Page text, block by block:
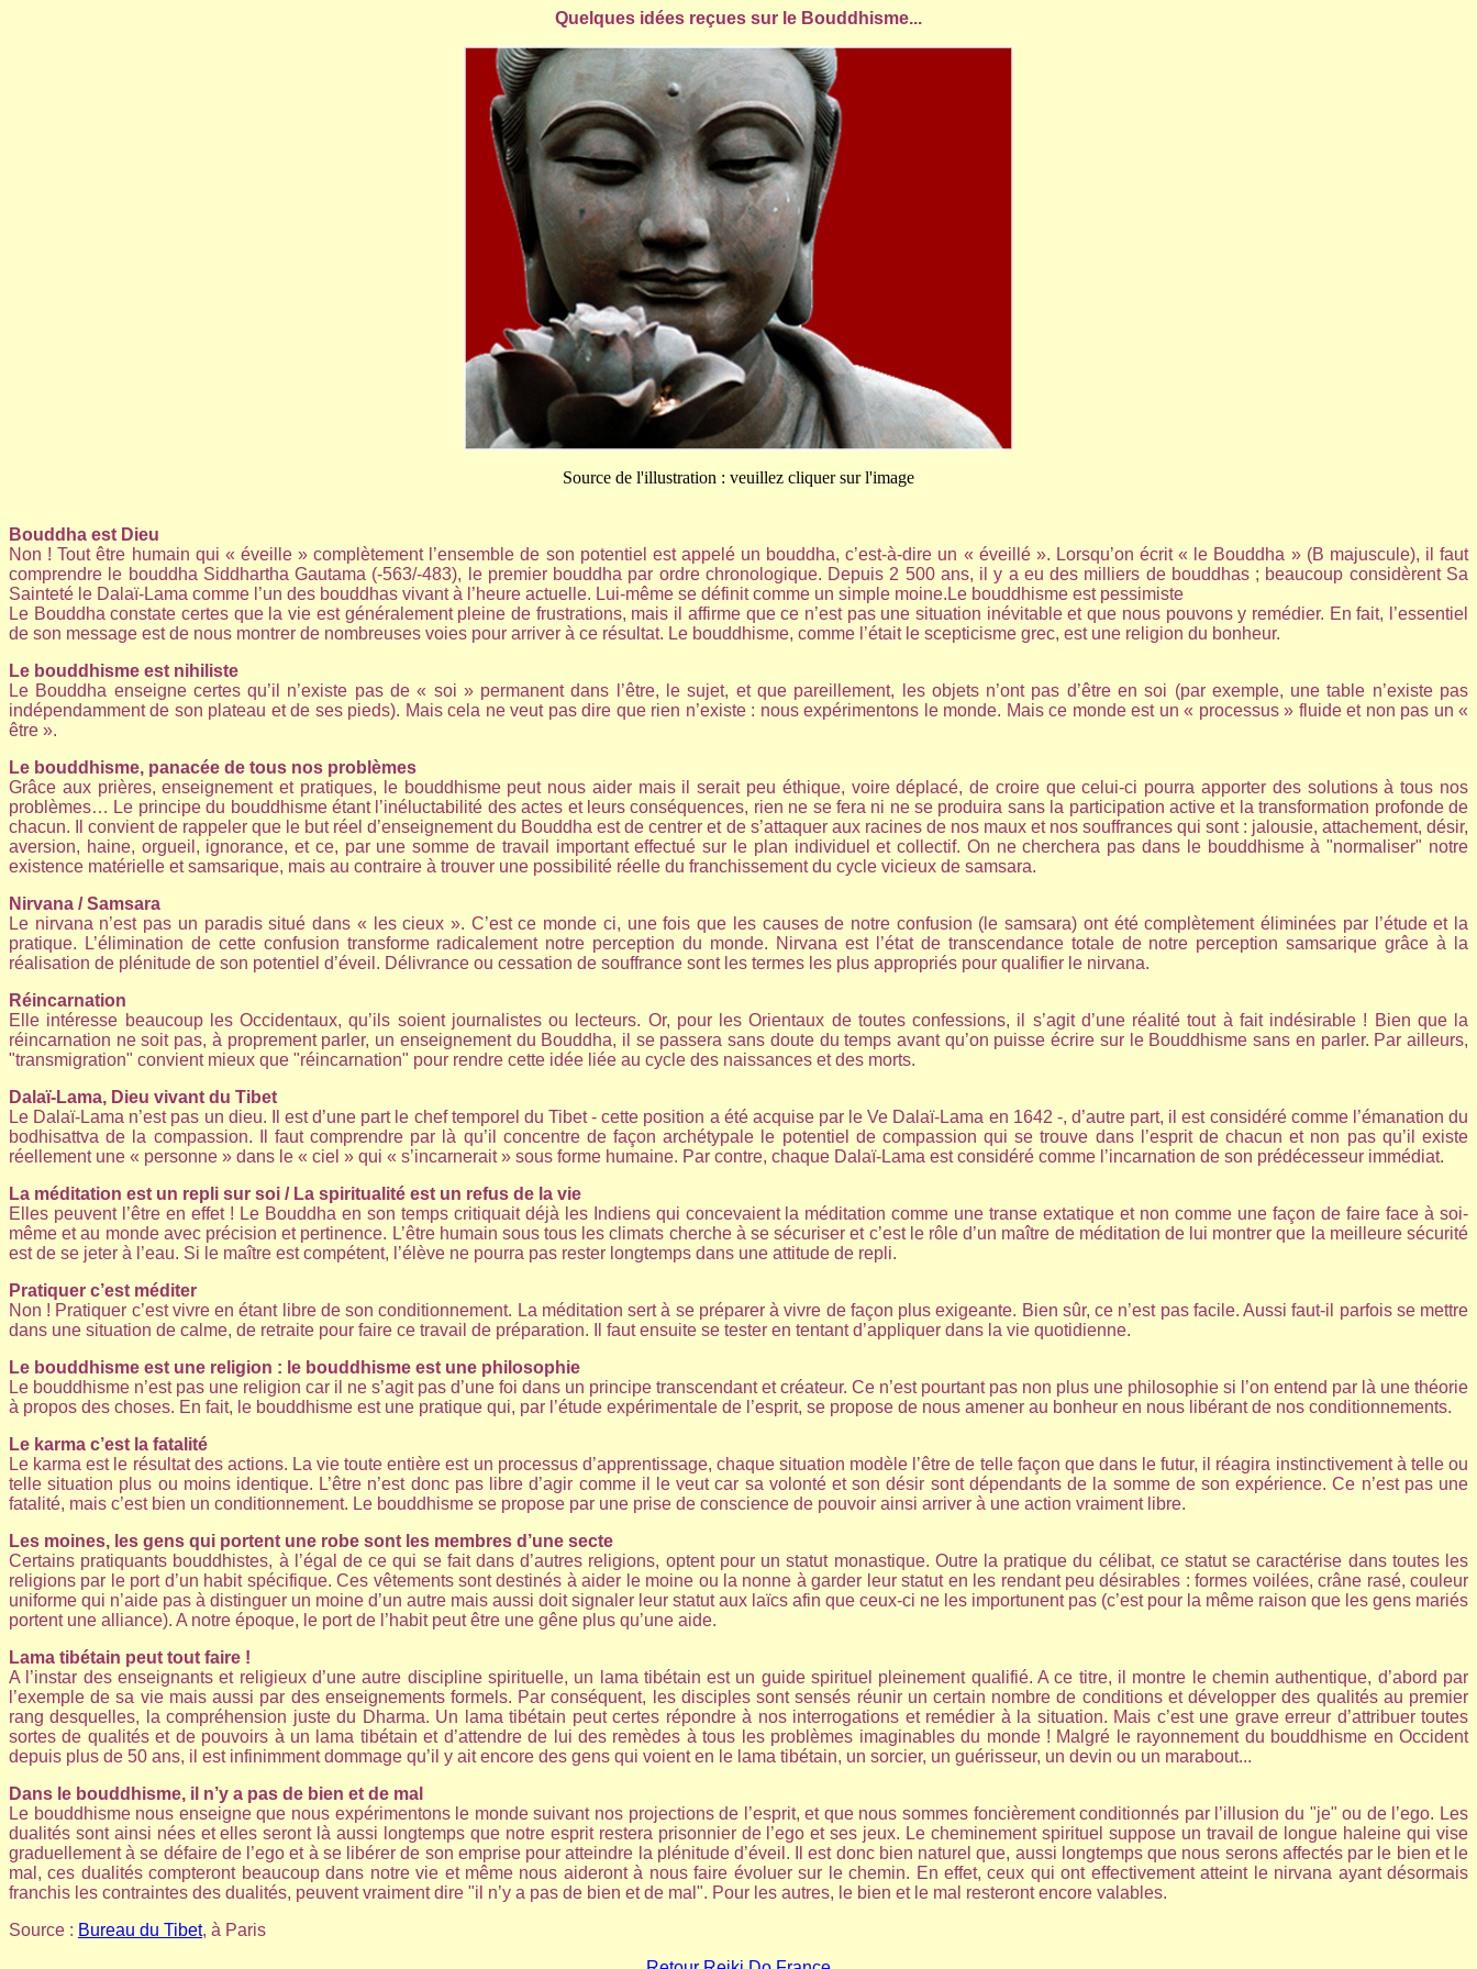
Quelques idées reçues sur le Bouddhisme...
Source de l'illustration : veuillez cliquer sur l'image
Bouddha est Dieu
Non ! Tout être humain qui « éveille » complètement l’ensemble de son potentiel est appelé un bouddha, c’est-à-dire un « éveillé ». Lorsqu’on écrit « le Bouddha » (B majuscule), il faut
comprendre le bouddha Siddhartha Gautama (-563/-483), le premier bouddha par ordre chronologique. Depuis 2 500 ans, il y a eu des milliers de bouddhas ; beaucoup considèrent Sa
Sainteté le Dalaï-Lama comme l’un des bouddhas vivant à l’heure actuelle. Lui-même se définit comme un simple moine.Le bouddhisme est pessimiste
Le Bouddha constate certes que la vie est généralement pleine de frustrations, mais il affirme que ce n’est pas une situation inévitable et que nous pouvons y remédier. En fait, l’essentiel
de son message est de nous montrer de nombreuses voies pour arriver à ce résultat. Le bouddhisme, comme l’était le scepticisme grec, est une religion du bonheur.
Le bouddhisme est nihiliste
Le Bouddha enseigne certes qu’il n’existe pas de « soi » permanent dans l’être, le sujet, et que pareillement, les objets n’ont pas d’être en soi (par exemple, une table n’existe pas
indépendamment de son plateau et de ses pieds). Mais cela ne veut pas dire que rien n’existe : nous expérimentons le monde. Mais ce monde est un « processus » fluide et non pas un «
être ».
Le bouddhisme, panacée de tous nos problèmes
Grâce aux prières, enseignement et pratiques, le bouddhisme peut nous aider mais il serait peu éthique, voire déplacé, de croire que celui-ci pourra apporter des solutions à tous nos
problèmes… Le principe du bouddhisme étant l’inéluctabilité des actes et leurs conséquences, rien ne se fera ni ne se produira sans la participation active et la transformation profonde de
chacun. Il convient de rappeler que le but réel d’enseignement du Bouddha est de centrer et de s’attaquer aux racines de nos maux et nos souffrances qui sont : jalousie, attachement, désir,
aversion, haine, orgueil, ignorance, et ce, par une somme de travail important effectué sur le plan individuel et collectif. On ne cherchera pas dans le bouddhisme à "normaliser" notre
existence matérielle et samsarique, mais au contraire à trouver une possibilité réelle du franchissement du cycle vicieux de samsara.
Nirvana / Samsara
Le nirvana n’est pas un paradis situé dans « les cieux ». C’est ce monde ci, une fois que les causes de notre confusion (le samsara) ont été complètement éliminées par l’étude et la
pratique. L’élimination de cette confusion transforme radicalement notre perception du monde. Nirvana est l’état de transcendance totale de notre perception samsarique grâce à la
réalisation de plénitude de son potentiel d’éveil. Délivrance ou cessation de souffrance sont les termes les plus appropriés pour qualifier le nirvana.
Réincarnation
Elle intéresse beaucoup les Occidentaux, qu’ils soient journalistes ou lecteurs. Or, pour les Orientaux de toutes confessions, il s’agit d’une réalité tout à fait indésirable ! Bien que la
réincarnation ne soit pas, à proprement parler, un enseignement du Bouddha, il se passera sans doute du temps avant qu’on puisse écrire sur le Bouddhisme sans en parler. Par ailleurs,
"transmigration" convient mieux que "réincarnation" pour rendre cette idée liée au cycle des naissances et des morts.
Dalaï-Lama, Dieu vivant du Tibet
Le Dalaï-Lama n’est pas un dieu. Il est d’une part le chef temporel du Tibet - cette position a été acquise par le Ve Dalaï-Lama en 1642 -, d’autre part, il est considéré comme l’émanation du
bodhisattva de la compassion. Il faut comprendre par là qu’il concentre de façon archétypale le potentiel de compassion qui se trouve dans l’esprit de chacun et non pas qu’il existe
réellement une « personne » dans le « ciel » qui « s’incarnerait » sous forme humaine. Par contre, chaque Dalaï-Lama est considéré comme l’incarnation de son prédécesseur immédiat.
La méditation est un repli sur soi / La spiritualité est un refus de la vie
Elles peuvent l’être en effet ! Le Bouddha en son temps critiquait déjà les Indiens qui concevaient la méditation comme une transe extatique et non comme une façon de faire face à soi-
même et au monde avec précision et pertinence. L’être humain sous tous les climats cherche à se sécuriser et c’est le rôle d’un maître de méditation de lui montrer que la meilleure sécurité
est de se jeter à l’eau. Si le maître est compétent, l’élève ne pourra pas rester longtemps dans une attitude de repli.
Pratiquer c’est méditer
Non ! Pratiquer c’est vivre en étant libre de son conditionnement. La méditation sert à se préparer à vivre de façon plus exigeante. Bien sûr, ce n’est pas facile. Aussi faut-il parfois se mettre
dans une situation de calme, de retraite pour faire ce travail de préparation. Il faut ensuite se tester en tentant d’appliquer dans la vie quotidienne.
Le bouddhisme est une religion : le bouddhisme est une philosophie
Le bouddhisme n’est pas une religion car il ne s’agit pas d’une foi dans un principe transcendant et créateur. Ce n’est pourtant pas non plus une philosophie si l’on entend par là une théorie
à propos des choses. En fait, le bouddhisme est une pratique qui, par l’étude expérimentale de l’esprit, se propose de nous amener au bonheur en nous libérant de nos conditionnements.
Le karma c’est la fatalité
Le karma est le résultat des actions. La vie toute entière est un processus d’apprentissage, chaque situation modèle l’être de telle façon que dans le futur, il réagira instinctivement à telle ou
telle situation plus ou moins identique. L’être n’est donc pas libre d’agir comme il le veut car sa volonté et son désir sont dépendants de la somme de son expérience. Ce n’est pas une
fatalité, mais c’est bien un conditionnement. Le bouddhisme se propose par une prise de conscience de pouvoir ainsi arriver à une action vraiment libre.
Les moines, les gens qui portent une robe sont les membres d’une secte
Certains pratiquants bouddhistes, à l’égal de ce qui se fait dans d’autres religions, optent pour un statut monastique. Outre la pratique du célibat, ce statut se caractérise dans toutes les
religions par le port d’un habit spécifique. Ces vêtements sont destinés à aider le moine ou la nonne à garder leur statut en les rendant peu désirables : formes voilées, crâne rasé, couleur
uniforme qui n’aide pas à distinguer un moine d’un autre mais aussi doit signaler leur statut aux laïcs afin que ceux-ci ne les importunent pas (c’est pour la même raison que les gens mariés
portent une alliance). A notre époque, le port de l’habit peut être une gêne plus qu’une aide.
Lama tibétain peut tout faire !
A l’instar des enseignants et religieux d’une autre discipline spirituelle, un lama tibétain est un guide spirituel pleinement qualifié. A ce titre, il montre le chemin authentique, d’abord par
l’exemple de sa vie mais aussi par des enseignements formels. Par conséquent, les disciples sont sensés réunir un certain nombre de conditions et développer des qualités au premier
rang desquelles, la compréhension juste du Dharma. Un lama tibétain peut certes répondre à nos interrogations et remédier à la situation. Mais c’est une grave erreur d’attribuer toutes
sortes de qualités et de pouvoirs à un lama tibétain et d’attendre de lui des remèdes à tous les problèmes imaginables du monde ! Malgré le rayonnement du bouddhisme en Occident
depuis plus de 50 ans, il est infinimment dommage qu’il y ait encore des gens qui voient en le lama tibétain, un sorcier, un guérisseur, un devin ou un marabout...
Dans le bouddhisme, il n’y a pas de bien et de mal
Le bouddhisme nous enseigne que nous expérimentons le monde suivant nos projections de l’esprit, et que nous sommes foncièrement conditionnés par l’illusion du "je" ou de l’ego. Les
dualités sont ainsi nées et elles seront là aussi longtemps que notre esprit restera prisonnier de l’ego et ses jeux. Le cheminement spirituel suppose un travail de longue haleine qui vise
graduellement à se défaire de l’ego et à se libérer de son emprise pour atteindre la plénitude d’éveil. Il est donc bien naturel que, aussi longtemps que nous serons affectés par le bien et le
mal, ces dualités compteront beaucoup dans notre vie et même nous aideront à nous faire évoluer sur le chemin. En effet, ceux qui ont effectivement atteint le nirvana ayant désormais
franchis les contraintes des dualités, peuvent vraiment dire "il n’y a pas de bien et de mal". Pour les autres, le bien et le mal resteront encore valables.
Source : Bureau du Tibet, à Paris